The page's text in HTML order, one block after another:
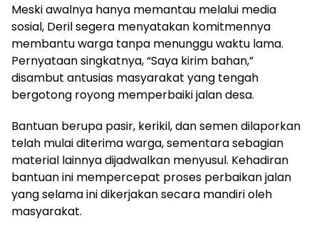
Meski awalnya hanya memantau melalui media
sosial, Deril segera menyatakan komitmennya
membantu warga tanpa menunggu waktu lama.
Pernyataan singkatnya, “Saya kirim bahan,”
disambut antusias masyarakat yang tengah
bergotong royong memperbaiki jalan desa.
Bantuan berupa pasir, kerikil, dan semen dilaporkan
telah mulai diterima warga, sementara sebagian
material lainnya dijadwalkan menyusul. Kehadiran
bantuan ini mempercepat proses perbaikan jalan
yang selama ini dikerjakan secara mandiri oleh
masyarakat.